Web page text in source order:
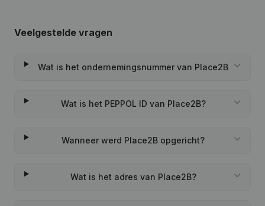
Veelgestelde vragen
Wat is het ondernemingsnummer van Place2B
Wat is het PEPPOL ID van Place2B?
Wanneer werd Place2B opgericht?
Wat is het adres van Place2B?